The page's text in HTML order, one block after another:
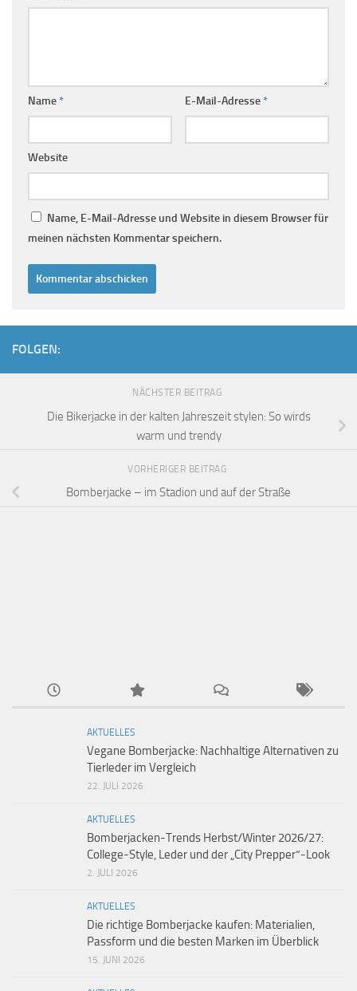
Name* E-Mail-Adresse*
Website
Name, E-Mail-Adresse und Website in diesem Browser für
meinen nächsten Kommentar speichern.
FOLGEN:
NÄCHSTER BEITRAG
Die Bikerjacke in der kalten Jahreszeit stylen: So wirds
warm und trendy
VORHERIGER BEITRAG
Bomberjacke – im Stadion und auf der Straße
AKTUELLES
Vegane Bomberjacke: Nachhaltige Alternativen zu
Tierleder im Vergleich
22. JULI 2026
AKTUELLES
Bomberjacken-Trends Herbst/Winter 2026/27:
College-Style, Leder und der „City Prepper“-Look
2. JULI 2026
AKTUELLES
Die richtige Bomberjacke kaufen: Materialien,
Passform und die besten Marken im Überblick
15. JUNI 2026